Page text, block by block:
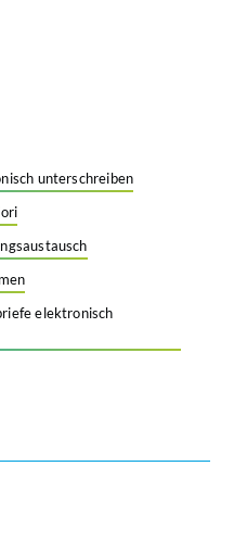
unterschreiben
elektronisch